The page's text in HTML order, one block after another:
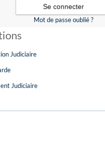
Mot de passe oublié ?
Judiciaire
Judiciaire